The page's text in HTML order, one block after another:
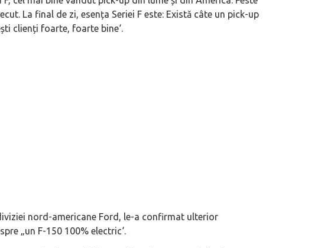
La final de zi, esența Seriei F este: Există câte un pick-up
clienți foarte, foarte bine‘.
nord-americane Ford, le-a confirmat ulterior
„un F-150 100% electric‘.